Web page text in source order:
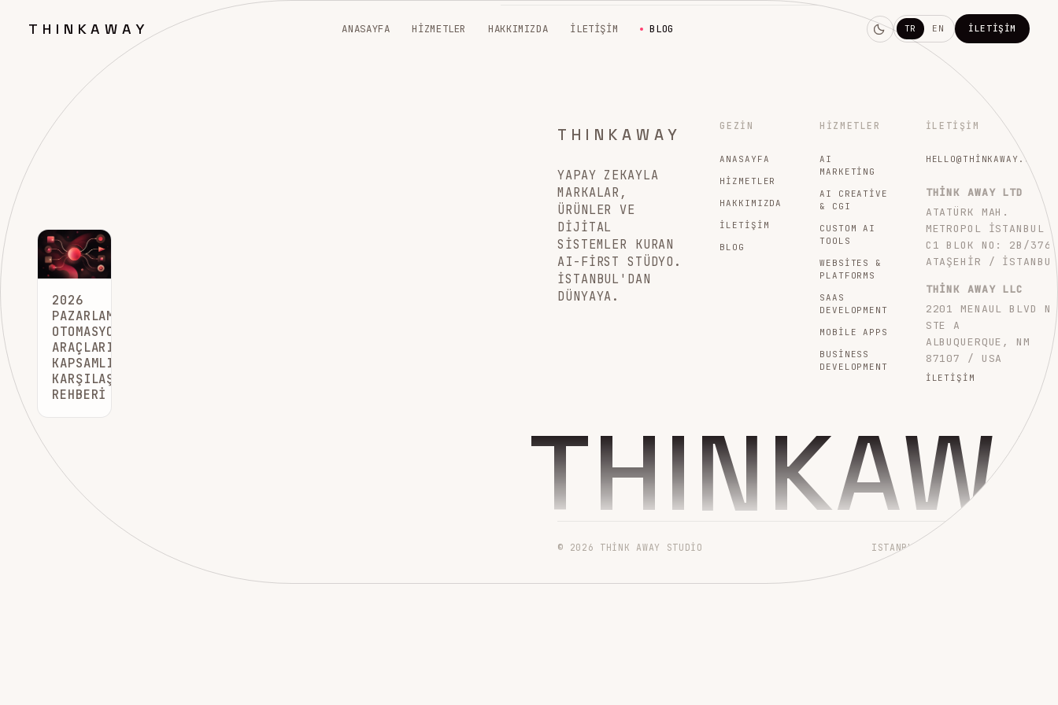
THINKAWAY ANASAYFA HIZMETLER HAKKIMIZDA İLETIŞIM BLOG TR EN İLETIŞIM
2026
PAZARLAMA
OTOMASYONU
ARAÇLARI
KAPSAMLI
KARŞILAŞTIRMA
REHBERI
THINKAWAY
YAPAY ZEKAYLA
MARKALAR,
ÜRÜNLER VE
DIJITAL
SISTEMLER KURAN
AI-FIRST STÜDYO.
İSTANBUL'DAN
DÜNYAYA.
GEZIN
ANASAYFA
HIZMETLER
HAKKIMIZDA
İLETIŞIM
BLOG
HIZMETLER
AI
MARKETING
AI CREATIVE
& CGI
CUSTOM AI
TOOLS
WEBSITES &
PLATFORMS
SAAS
DEVELOPMENT
MOBILE APPS
BUSINESS
DEVELOPMENT
İLETIŞIM
THINK AWAY LTD
ATATÜRK MAH.
METROPOL İSTANBUL
C1 BLOK NO: 2B/376
ATAŞEHIR / İSTANBUL
THINK AWAY LLC
2201 MENAUL BLVD NE
STE A
ALBUQUERQUE, NM
87107 / USA
İLETIŞIM
© 2026 THINK AWAY STUDIO ISTANBUL → WORLDWIDE